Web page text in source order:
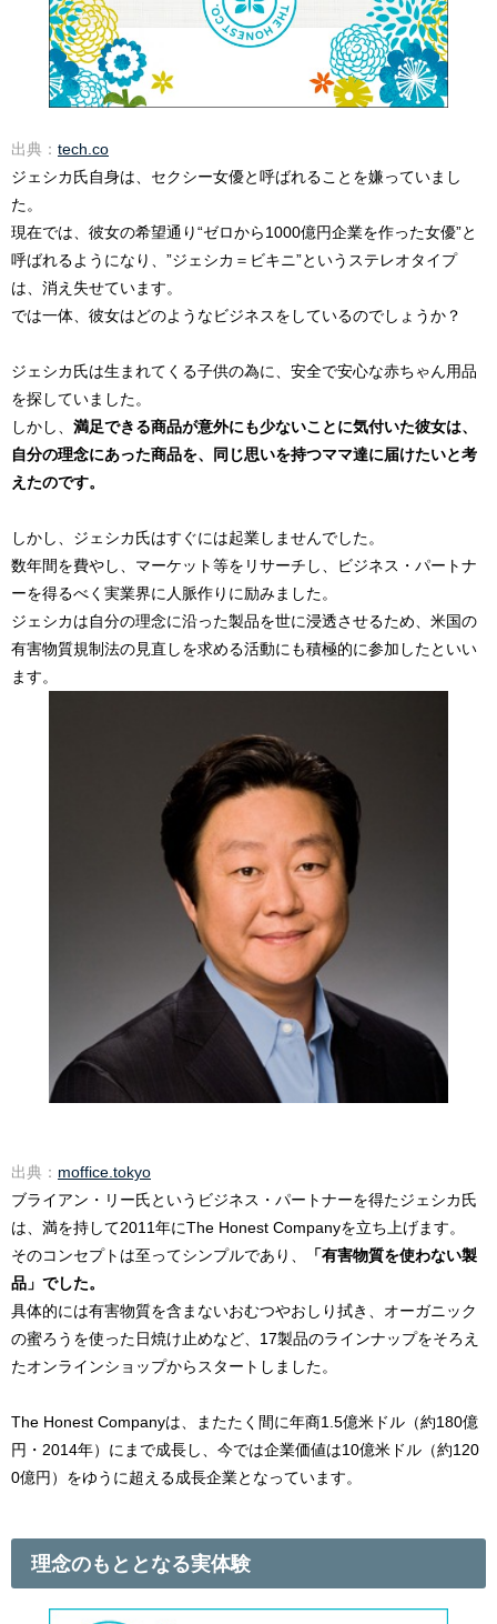
出典： tech.co
ジェシカ氏自身は、セクシー女優と呼ばれることを嫌っていまし
た。
現在では、彼女の希望通り“ゼロから1000億円企業を作った女優”と
呼ばれるようになり、”ジェシカ＝ビキニ”というステレオタイプ
は、消え失せています。
では一体、彼女はどのようなビジネスをしているのでしょうか？
ジェシカ氏は生まれてくる子供の為に、安全で安心な赤ちゃん用品
を探していました。
しかし、 満足できる商品が意外にも少ないことに気付いた彼女は、
自分の理念にあった商品を、同じ思いを持つママ達に届けたいと考
えたのです。
しかし、ジェシカ氏はすぐには起業しませんでした。
数年間を費やし、マーケット等をリサーチし、ビジネス・パートナ
ーを得るべく実業界に人脈作りに励みました。
ジェシカは自分の理念に沿った製品を世に浸透させるため、米国の
有害物質規制法の見直しを求める活動にも積極的に参加したといい
ます。
出典： moffice.tokyo
ブライアン・リー氏というビジネス・パートナーを得たジェシカ氏
は、満を持して2011年にThe Honest Companyを立ち上げます。
そのコンセプトは至ってシンプルであり、
「有害物質を使わない製
品」でした。
具体的には有害物質を含まないおむつやおしり拭き、オーガニック
の蜜ろうを使った日焼け止めなど、17製品のラインナップをそろえ
たオンラインショップからスタートしました。
The Honest Companyは、またたく間に年商1.5億米ドル（約180億
円・2014年）にまで成長し、今では企業価値は10億米ドル（約120
0億円）をゆうに超える成長企業となっています。
理念のもととなる実体験